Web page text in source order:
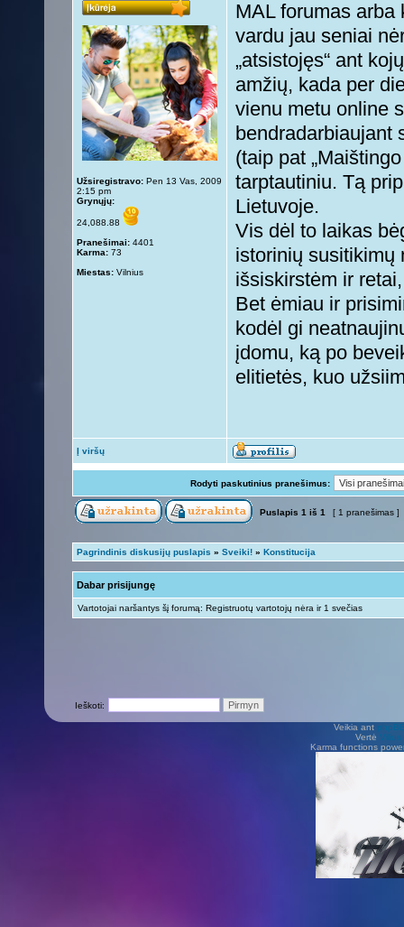
Užsiregistravo: Pen 13 Vas, 2009
2:15 pm
Grynųjų:
24,088.88
Pranešimai: 4401
Karma: 73
Miestas: Vilnius
MAL forumas arba
vardu jau seniai
„atsistojęs“ ant
amžių, kada per
vienu metu online
bendradarbiaujant
(taip pat
tarptautiniu. Tą
Lietuvoje.
Vis dėl to laikas
istorinių susitikimų
išsiskirstėm ir
Bet ėmiau ir
kodėl gi
įdomu, ką po
elitietės, kuo
Į viršų
Rodyti paskutinius pranešimus:
Puslapis 1 iš 1 [ 1 pranešimas ]
Pagrindinis diskusijų puslapis » Sveiki! » Konstitucija
Dabar prisijungę
Vartotojai naršantys šį forumą: Registruotų vartotojų nėra ir 1 svečias
Ieškoti:
Veikia ant
Vertė Vilius
Karma functions